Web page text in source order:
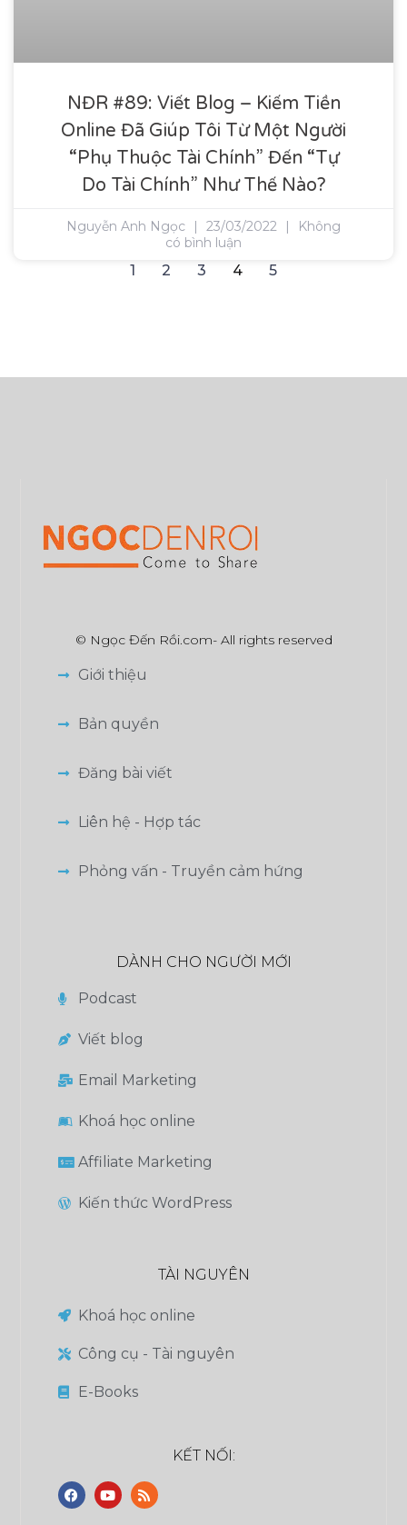
NĐR #89: Viết Blog – Kiếm Tiền
Online Đã Giúp Tôi Từ Một Người
“phụ Thuộc Tài Chính” Đến “tự
Do Tài Chính” Như Thế Nào?
Nguyễn Anh Ngọc 23/03/2022
Không
có bình luận
1 2 3 4 5
© Ngọc Đến Rồi.com- All rights reserved
Giới thiệu
Bản quyền
Đăng bài viết
Liên hệ - Hợp tác
Phỏng vấn - Truyền cảm hứng
DÀNH CHO NGƯỜI MỚI
Podcast
Viết blog
Email Marketing
Khoá học online
Affiliate Marketing
Kiến thức WordPress
TÀI NGUYÊN
Khoá học online
Công cụ - Tài nguyên
E-Books
KẾT NỐI: